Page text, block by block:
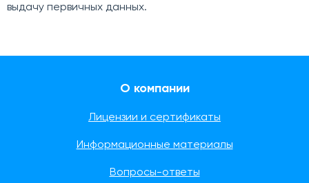
выдачу первичных данных.
О компании
Лицензии и сертификаты
Информационные материалы
Вопросы-ответы